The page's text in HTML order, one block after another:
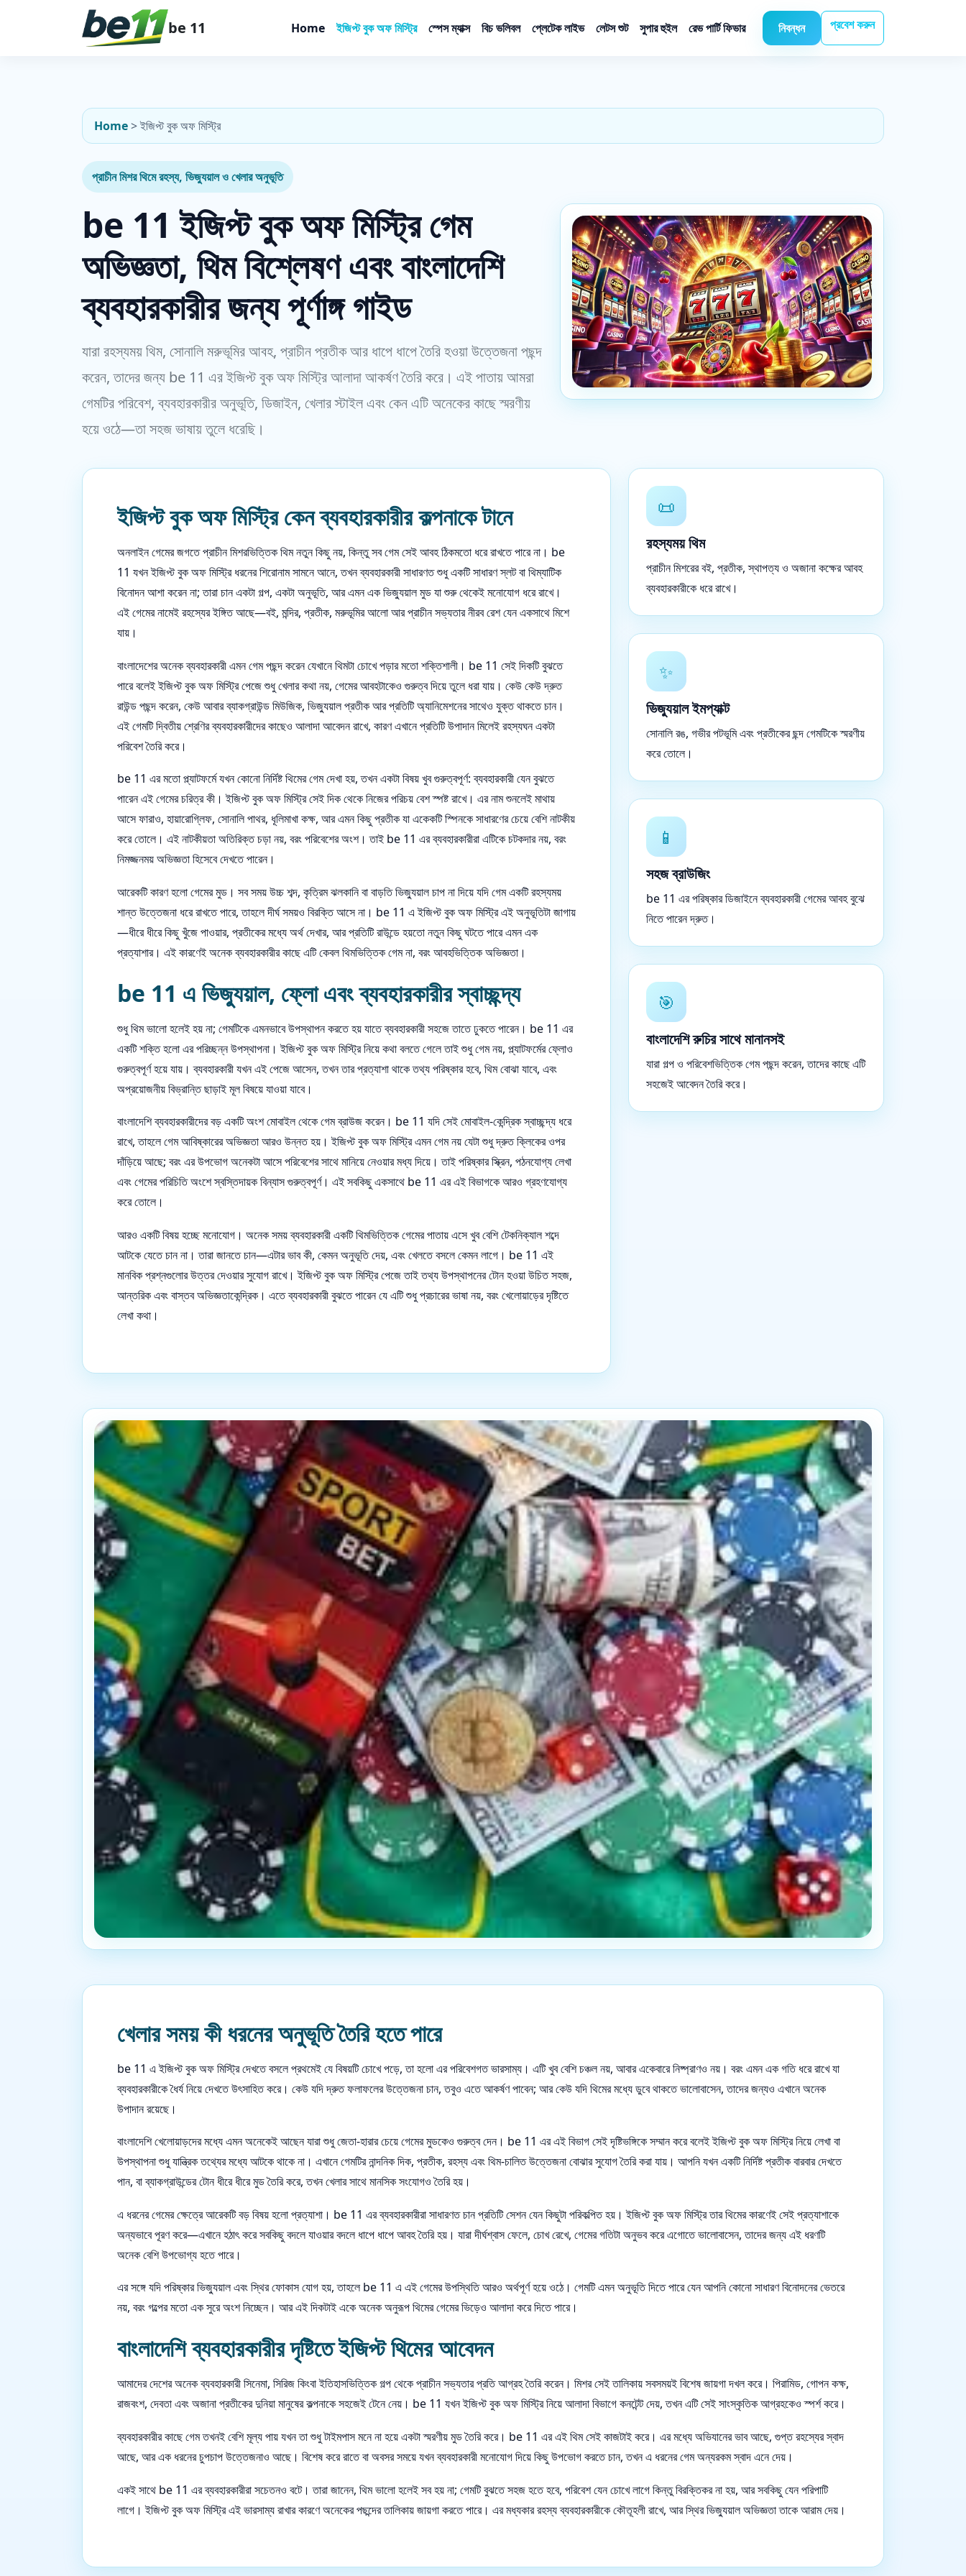
be 11 Home ইজিপ্ট বুক অফ মিস্ট্রি স্পেস ম্যাক্স বিচ ভলিবল প্লেটেক লাইভ লেটস শুট সুপার হুইল রেভ পার্টি ফিভার নিবন্ধন প্রবেশ করুন
Home>ইজিপ্ট বুক অফ মিস্ট্রি
প্রাচীন মিশর থিমে রহস্য, ভিজ্যুয়াল ও খেলার অনুভূতি
be 11 ইজিপ্ট বুক অফ মিস্ট্রি গেম
অভিজ্ঞতা, থিম বিশ্লেষণ এবং বাংলাদেশি
ব্যবহারকারীর জন্য পূর্ণাঙ্গ গাইড
যারা রহস্যময় থিম, সোনালি মরুভূমির আবহ, প্রাচীন প্রতীক আর ধাপে ধাপে তৈরি হওয়া উত্তেজনা পছন্দ
করেন, তাদের জন্য be 11 এর ইজিপ্ট বুক অফ মিস্ট্রি আলাদা আকর্ষণ তৈরি করে। এই পাতায় আমরা
গেমটির পরিবেশ, ব্যবহারকারীর অনুভূতি, ডিজাইন, খেলার স্টাইল এবং কেন এটি অনেকের কাছে স্মরণীয়
হয়ে ওঠে—তা সহজ ভাষায় তুলে ধরেছি।
ইজিপ্ট বুক অফ মিস্ট্রি কেন ব্যবহারকারীর কল্পনাকে টানে
অনলাইন গেমের জগতে প্রাচীন মিশরভিত্তিক থিম নতুন কিছু নয়, কিন্তু সব গেম সেই আবহ ঠিকমতো ধরে রাখতে পারে না। be
11 যখন ইজিপ্ট বুক অফ মিস্ট্রি ধরনের শিরোনাম সামনে আনে, তখন ব্যবহারকারী সাধারণত শুধু একটি সাধারণ স্লট বা থিম্যাটিক
বিনোদন আশা করেন না; তারা চান একটা গল্প, একটা অনুভূতি, আর এমন এক ভিজ্যুয়াল মুড যা শুরু থেকেই মনোযোগ ধরে রাখে।
এই গেমের নামেই রহস্যের ইঙ্গিত আছে—বই, মন্দির, প্রতীক, মরুভূমির আলো আর প্রাচীন সভ্যতার নীরব রেশ যেন একসাথে মিশে
যায়।
বাংলাদেশের অনেক ব্যবহারকারী এমন গেম পছন্দ করেন যেখানে থিমটা চোখে পড়ার মতো শক্তিশালী। be 11 সেই দিকটি বুঝতে
পারে বলেই ইজিপ্ট বুক অফ মিস্ট্রি পেজে শুধু খেলার কথা নয়, গেমের আবহটাকেও গুরুত্ব দিয়ে তুলে ধরা যায়। কেউ কেউ দ্রুত
রাউন্ড পছন্দ করেন, কেউ আবার ব্যাকগ্রাউন্ড মিউজিক, ভিজ্যুয়াল প্রতীক আর প্রতিটি অ্যানিমেশনের সাথেও যুক্ত থাকতে চান।
এই গেমটি দ্বিতীয় শ্রেণির ব্যবহারকারীদের কাছেও আলাদা আবেদন রাখে, কারণ এখানে প্রতিটি উপাদান মিলেই রহস্যঘন একটা
পরিবেশ তৈরি করে।
be 11 এর মতো প্ল্যাটফর্মে যখন কোনো নির্দিষ্ট থিমের গেম দেখা হয়, তখন একটা বিষয় খুব গুরুত্বপূর্ণ: ব্যবহারকারী যেন বুঝতে
পারেন এই গেমের চরিত্র কী। ইজিপ্ট বুক অফ মিস্ট্রি সেই দিক থেকে নিজের পরিচয় বেশ স্পষ্ট রাখে। এর নাম শুনলেই মাথায়
আসে ফারাও, হায়ারোগ্লিফ, সোনালি পাথর, ধূলিমাখা কক্ষ, আর এমন কিছু প্রতীক যা একেকটি স্পিনকে সাধারণের চেয়ে বেশি নাটকীয়
করে তোলে। এই নাটকীয়তা অতিরিক্ত চড়া নয়, বরং পরিবেশের অংশ। তাই be 11 এর ব্যবহারকারীরা এটিকে চটকদার নয়, বরং
নিমজ্জনময় অভিজ্ঞতা হিসেবে দেখতে পারেন।
আরেকটি কারণ হলো গেমের মুড। সব সময় উচ্চ শব্দ, কৃত্রিম ঝলকানি বা বাড়তি ভিজ্যুয়াল চাপ না দিয়ে যদি গেম একটি রহস্যময়
শান্ত উত্তেজনা ধরে রাখতে পারে, তাহলে দীর্ঘ সময়ও বিরক্তি আসে না। be 11 এ ইজিপ্ট বুক অফ মিস্ট্রি এই অনুভূতিটা জাগায়
—ধীরে ধীরে কিছু খুঁজে পাওয়ার, প্রতীকের মধ্যে অর্থ দেখার, আর প্রতিটি রাউন্ডে হয়তো নতুন কিছু ঘটতে পারে এমন এক
প্রত্যাশার। এই কারণেই অনেক ব্যবহারকারীর কাছে এটি কেবল থিমভিত্তিক গেম না, বরং আবহভিত্তিক অভিজ্ঞতা।
be 11 এ ভিজ্যুয়াল, ফ্লো এবং ব্যবহারকারীর স্বাচ্ছন্দ্য
শুধু থিম ভালো হলেই হয় না; গেমটিকে এমনভাবে উপস্থাপন করতে হয় যাতে ব্যবহারকারী সহজে তাতে ঢুকতে পারেন। be 11 এর
একটি শক্তি হলো এর পরিচ্ছন্ন উপস্থাপনা। ইজিপ্ট বুক অফ মিস্ট্রি নিয়ে কথা বলতে গেলে তাই শুধু গেম নয়, প্ল্যাটফর্মের ফ্লোও
গুরুত্বপূর্ণ হয়ে যায়। ব্যবহারকারী যখন এই পেজে আসেন, তখন তার প্রত্যাশা থাকে তথ্য পরিষ্কার হবে, থিম বোঝা যাবে, এবং
অপ্রয়োজনীয় বিভ্রান্তি ছাড়াই মূল বিষয়ে যাওয়া যাবে।
বাংলাদেশি ব্যবহারকারীদের বড় একটি অংশ মোবাইল থেকে গেম ব্রাউজ করেন। be 11 যদি সেই মোবাইল-কেন্দ্রিক স্বাচ্ছন্দ্য ধরে
রাখে, তাহলে গেম আবিষ্কারের অভিজ্ঞতা আরও উন্নত হয়। ইজিপ্ট বুক অফ মিস্ট্রি এমন গেম নয় যেটা শুধু দ্রুত ক্লিকের ওপর
দাঁড়িয়ে আছে; বরং এর উপভোগ অনেকটা আসে পরিবেশের সাথে মানিয়ে নেওয়ার মধ্য দিয়ে। তাই পরিষ্কার স্ক্রিন, পঠনযোগ্য লেখা
এবং গেমের পরিচিতি অংশে স্বস্তিদায়ক বিন্যাস গুরুত্বপূর্ণ। এই সবকিছু একসাথে be 11 এর এই বিভাগকে আরও গ্রহণযোগ্য
করে তোলে।
আরও একটি বিষয় হচ্ছে মনোযোগ। অনেক সময় ব্যবহারকারী একটি থিমভিত্তিক গেমের পাতায় এসে খুব বেশি টেকনিক্যাল শব্দে
আটকে যেতে চান না। তারা জানতে চান—এটার ভাব কী, কেমন অনুভূতি দেয়, এবং খেলতে বসলে কেমন লাগে। be 11 এই
মানবিক প্রশ্নগুলোর উত্তর দেওয়ার সুযোগ রাখে। ইজিপ্ট বুক অফ মিস্ট্রি পেজে তাই তথ্য উপস্থাপনের টোন হওয়া উচিত সহজ,
আন্তরিক এবং বাস্তব অভিজ্ঞতাকেন্দ্রিক। এতে ব্যবহারকারী বুঝতে পারেন যে এটি শুধু প্রচারের ভাষা নয়, বরং খেলোয়াড়ের দৃষ্টিতে
লেখা কথা।
📜
রহস্যময় থিম
প্রাচীন মিশরের বই, প্রতীক, স্থাপত্য ও অজানা কক্ষের আবহ
ব্যবহারকারীকে ধরে রাখে।
✨
ভিজ্যুয়াল ইমপ্যাক্ট
সোনালি রঙ, গভীর পটভূমি এবং প্রতীকের ছন্দ গেমটিকে স্মরণীয়
করে তোলে।
📱
সহজ ব্রাউজিং
be 11 এর পরিষ্কার ডিজাইনে ব্যবহারকারী গেমের আবহ বুঝে
নিতে পারেন দ্রুত।
🎯
বাংলাদেশি রুচির সাথে মানানসই
যারা গল্প ও পরিবেশভিত্তিক গেম পছন্দ করেন, তাদের কাছে এটি
সহজেই আবেদন তৈরি করে।
খেলার সময় কী ধরনের অনুভূতি তৈরি হতে পারে
be 11 এ ইজিপ্ট বুক অফ মিস্ট্রি দেখতে বসলে প্রথমেই যে বিষয়টি চোখে পড়ে, তা হলো এর পরিবেশগত ভারসাম্য। এটি খুব বেশি চঞ্চল নয়, আবার একেবারে নিষ্প্রাণও নয়। বরং এমন এক গতি ধরে রাখে যা
ব্যবহারকারীকে ধৈর্য নিয়ে দেখতে উৎসাহিত করে। কেউ যদি দ্রুত ফলাফলের উত্তেজনা চান, তবুও এতে আকর্ষণ পাবেন; আর কেউ যদি থিমের মধ্যে ডুবে থাকতে ভালোবাসেন, তাদের জন্যও এখানে অনেক
উপাদান রয়েছে।
বাংলাদেশি খেলোয়াড়দের মধ্যে এমন অনেকেই আছেন যারা শুধু জেতা-হারার চেয়ে গেমের মুডকেও গুরুত্ব দেন। be 11 এর এই বিভাগ সেই দৃষ্টিভঙ্গিকে সম্মান করে বলেই ইজিপ্ট বুক অফ মিস্ট্রি নিয়ে লেখা বা
উপস্থাপনা শুধু যান্ত্রিক তথ্যের মধ্যে আটকে থাকে না। এখানে গেমটির নান্দনিক দিক, প্রতীক, রহস্য এবং থিম-চালিত উত্তেজনা বোঝার সুযোগ তৈরি করা যায়। আপনি যখন একটি নির্দিষ্ট প্রতীক বারবার দেখতে
পান, বা ব্যাকগ্রাউন্ডের টোন ধীরে ধীরে মুড তৈরি করে, তখন খেলার সাথে মানসিক সংযোগও তৈরি হয়।
এ ধরনের গেমের ক্ষেত্রে আরেকটি বড় বিষয় হলো প্রত্যাশা। be 11 এর ব্যবহারকারীরা সাধারণত চান প্রতিটি সেশন যেন কিছুটা পরিকল্পিত হয়। ইজিপ্ট বুক অফ মিস্ট্রি তার থিমের কারণেই সেই প্রত্যাশাকে
অন্যভাবে পূরণ করে—এখানে হঠাৎ করে সবকিছু বদলে যাওয়ার বদলে ধাপে ধাপে আবহ তৈরি হয়। যারা দীর্ঘশ্বাস ফেলে, চোখ রেখে, গেমের গতিটা অনুভব করে এগোতে ভালোবাসেন, তাদের জন্য এই ধরণটি
অনেক বেশি উপভোগ্য হতে পারে।
এর সঙ্গে যদি পরিষ্কার ভিজ্যুয়াল এবং স্থির ফোকাস যোগ হয়, তাহলে be 11 এ এই গেমের উপস্থিতি আরও অর্থপূর্ণ হয়ে ওঠে। গেমটি এমন অনুভূতি দিতে পারে যেন আপনি কোনো সাধারণ বিনোদনের ভেতরে
নয়, বরং গল্পের মতো এক সুরে অংশ নিচ্ছেন। আর এই দিকটাই একে অনেক অনুরূপ থিমের গেমের ভিড়েও আলাদা করে দিতে পারে।
বাংলাদেশি ব্যবহারকারীর দৃষ্টিতে ইজিপ্ট থিমের আবেদন
আমাদের দেশের অনেক ব্যবহারকারী সিনেমা, সিরিজ কিংবা ইতিহাসভিত্তিক গল্প থেকে প্রাচীন সভ্যতার প্রতি আগ্রহ তৈরি করেন। মিশর সেই তালিকায় সবসময়ই বিশেষ জায়গা দখল করে। পিরামিড, গোপন কক্ষ,
রাজবংশ, দেবতা এবং অজানা প্রতীকের দুনিয়া মানুষের কল্পনাকে সহজেই টেনে নেয়। be 11 যখন ইজিপ্ট বুক অফ মিস্ট্রি নিয়ে আলাদা বিভাগে কনটেন্ট দেয়, তখন এটি সেই সাংস্কৃতিক আগ্রহকেও স্পর্শ করে।
ব্যবহারকারীর কাছে গেম তখনই বেশি মূল্য পায় যখন তা শুধু টাইমপাস মনে না হয়ে একটা স্মরণীয় মুড তৈরি করে। be 11 এর এই থিম সেই কাজটাই করে। এর মধ্যে অভিযানের ভাব আছে, গুপ্ত রহস্যের স্বাদ
আছে, আর এক ধরনের চুপচাপ উত্তেজনাও আছে। বিশেষ করে রাতে বা অবসর সময়ে যখন ব্যবহারকারী মনোযোগ দিয়ে কিছু উপভোগ করতে চান, তখন এ ধরনের গেম অন্যরকম স্বাদ এনে দেয়।
একই সাথে be 11 এর ব্যবহারকারীরা সচেতনও বটে। তারা জানেন, থিম ভালো হলেই সব হয় না; গেমটি বুঝতে সহজ হতে হবে, পরিবেশ যেন চোখে লাগে কিন্তু বিরক্তিকর না হয়, আর সবকিছু যেন পরিপাটি
লাগে। ইজিপ্ট বুক অফ মিস্ট্রি এই ভারসাম্য রাখার কারণে অনেকের পছন্দের তালিকায় জায়গা করতে পারে। এর মধ্যকার রহস্য ব্যবহারকারীকে কৌতূহলী রাখে, আর স্থির ভিজ্যুয়াল অভিজ্ঞতা তাকে আরাম দেয়।